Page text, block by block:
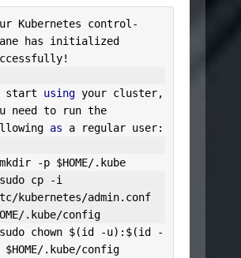
Kubernetes control -
has initialized
!
using your cluster,
need to run the
as a regular user:
mkdir
-p $HOME/. kube
sudo cp
-
/kubernetes/admin. conf
/. kube/config
sudo chown $
(id -u): $(id
-
$HOME/. kube/config